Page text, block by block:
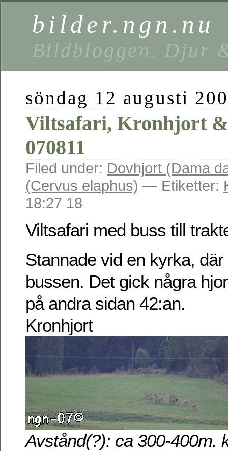
bilder.ngn.nu
Bildbloggen. Djur
söndag 12 augusti
Viltsafari, Kronhjort
070811
Filed under: Dovhjort (Dama
(Cervus elaphus) — Etiketter:
18:27 18
Viltsafari med buss till
Stannade vid en kyrka,
bussen. Det gick några
på andra sidan 42:an.
Kronhjort
Avstånd(?): ca 300-400m.